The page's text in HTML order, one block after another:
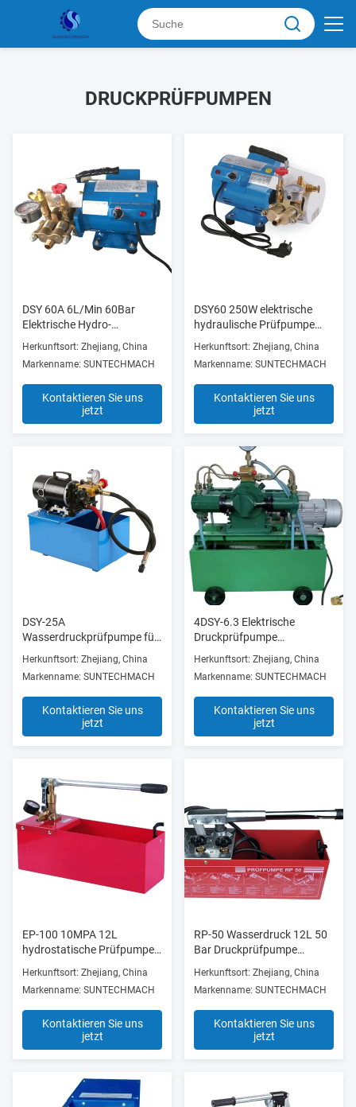
DRUCKPRÜFPUMPEN
DSY 60A 6L/Min 60Bar
Elektrische Hydro-
Prüfpumpe Hydraulischer
Herkunftsort: Zhejiang, China
Markenname: SUNTECHMACH
Kontaktieren Sie uns
jetzt
DSY60 250W elektrische
hydraulische Prüfpumpe
180L/h hoher Druck 220V
Herkunftsort: Zhejiang, China
Markenname: SUNTECHMACH
Kontaktieren Sie uns
jetzt
DSY-25A
Wasserdruckprüfpumpe für
Baustoffgeschäfte
Herkunftsort: Zhejiang, China
Markenname: SUNTECHMACH
Kontaktieren Sie uns
jetzt
4DSY-6.3 Elektrische
Druckprüfpumpe
Vierzylinder 1.5/2.2KW
unterschiedliche Größen
4DSY Typ
Herkunftsort: Zhejiang, China
Markenname: SUNTECHMACH
Kontaktieren Sie uns
jetzt
EP-100 10MPA 12L
hydrostatische Prüfpumpe
für Bauarbeiten
Herkunftsort: Zhejiang, China
Markenname: SUNTECHMACH
Kontaktieren Sie uns
jetzt
RP-50 Wasserdruck 12L 50
Bar Druckprüfpumpe
Handbuch Hydraulisch für
45 ml Durchfluss
Herkunftsort: Zhejiang, China
Markenname: SUNTECHMACH
Kontaktieren Sie uns
jetzt